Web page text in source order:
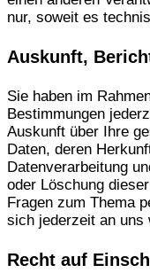
nur, soweit es
Auskunft,
Sie haben im
Bestimmungen
Auskunft über Ihre
Daten, deren
Datenverarbeitung
oder Löschung
Fragen zum Thema
sich jederzeit an uns
Recht auf